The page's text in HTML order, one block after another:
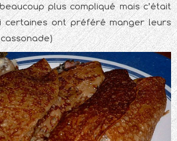
plus compliqué mais c’était
certaines ont préféré manger leurs